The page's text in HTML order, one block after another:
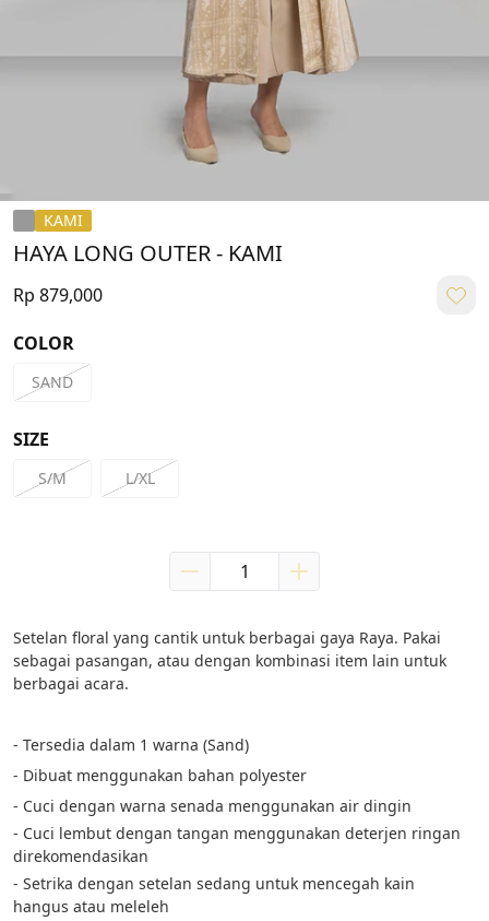
KAMI
HAYA LONG OUTER - KAMI
Rp 879,000
COLOR
SAND
SIZE
S/M L/XL
Setelan floral yang cantik untuk berbagai gaya Raya. Pakai
sebagai pasangan, atau dengan kombinasi item lain untuk
berbagai acara.
- Tersedia dalam 1 warna (Sand)
- Dibuat menggunakan bahan polyester
- Cuci dengan warna senada menggunakan air dingin
- Cuci lembut dengan tangan menggunakan deterjen ringan
direkomendasikan
- Setrika dengan setelan sedang untuk mencegah kain
hangus atau meleleh